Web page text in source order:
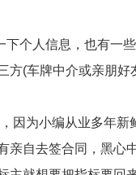
个人信息，也有一
(车牌中介或亲朋好
为小编从业多年新
自去签合同，黑心